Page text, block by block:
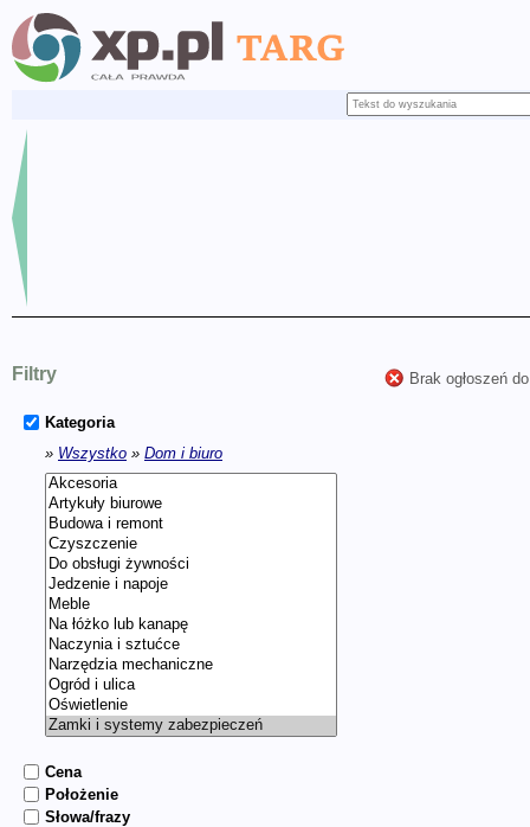
Filtry
Kategoria
» Wszystko » Dom i biuro
Cena
Położenie
Słowa/frazy
Brak ogłoszeń